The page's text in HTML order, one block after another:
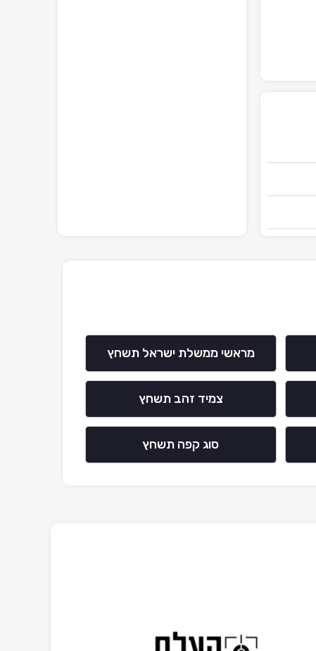
מראשי ממשלת ישראל תשחץ
צמיד זהב תשחץ
סוג קפה תשחץ